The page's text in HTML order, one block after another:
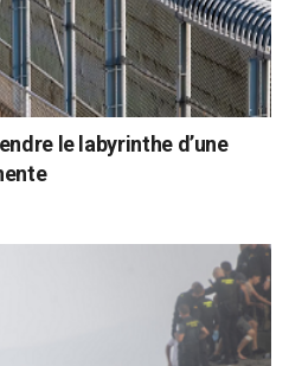
le labyrinthe d’une